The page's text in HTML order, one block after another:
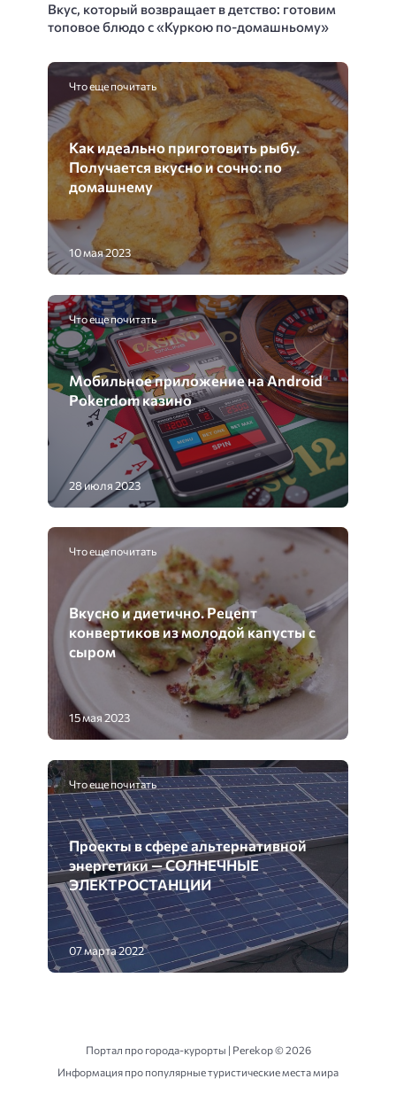
Вкус, который возвращает в детство: готовим
топовое блюдо с «Куркою по-домашньому»
Что еще почитать
Как идеально приготовить рыбу.
Получается вкусно и сочно: по
домашнему
10 мая 2023
Что еще почитать
Мобильное приложение на Android
Pokerdom казино
28 июля 2023
Что еще почитать
Вкусно и диетично. Рецепт
конвертиков из молодой капусты с
сыром
15 мая 2023
Что еще почитать
Проекты в сфере альтернативной
энергетики — СОЛНЕЧНЫЕ
ЭЛЕКТРОСТАНЦИИ
07 марта 2022
Портал про города-курорты | Perekop ©2026
Информация про популярные туристические места мира